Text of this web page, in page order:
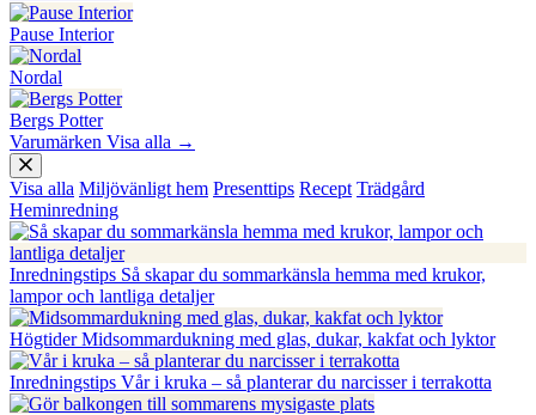
Pause Interior
Nordal
Bergs Potter
Varumärken Visa alla →
Visa alla Miljövänligt hem Presenttips Recept Trädgård
Heminredning
Inredningstips Så skapar du sommarkänsla hemma med krukor,
lampor och lantliga detaljer
Högtider Midsommardukning med glas, dukar, kakfat och lyktor
Inredningstips Vår i kruka – så planterar du narcisser i terrakotta